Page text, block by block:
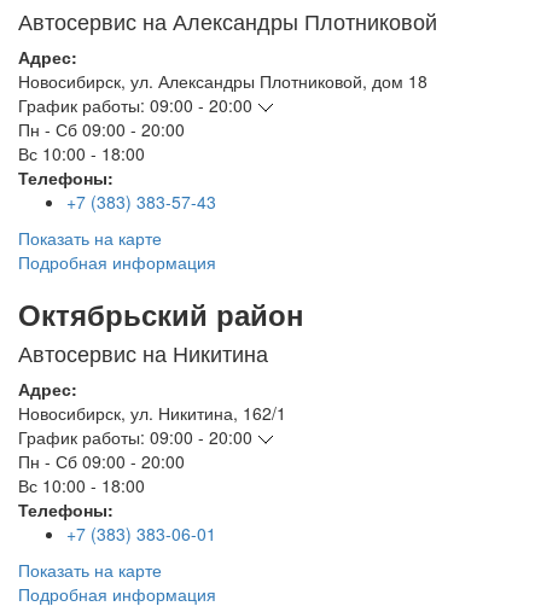
Автосервис на Александры Плотниковой
Адрес:
Новосибирск, ул. Александры Плотниковой, дом 18
График работы: 09:00 - 20:00
Пн - Сб 09:00 - 20:00
Вс 10:00 - 18:00
Телефоны:
+7 (383) 383-57-43
Показать на карте
Подробная информация
Октябрьский район
Автосервис на Никитина
Адрес:
Новосибирск, ул. Никитина, 162/1
График работы: 09:00 - 20:00
Пн - Сб 09:00 - 20:00
Вс 10:00 - 18:00
Телефоны:
+7 (383) 383-06-01
Показать на карте
Подробная информация